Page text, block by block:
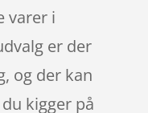
varer i
er der
og der kan
kigger på